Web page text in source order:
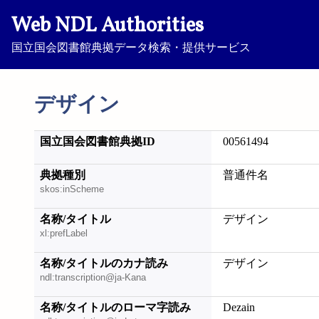
Web NDL Authorities
国立国会図書館典拠データ検索・提供サービス
デザイン
国立国会図書館典拠ID 00561494
典拠種別
skos:inScheme
普通件名
名称/タイトル
xl:prefLabel
デザイン
名称/タイトルのカナ読み
ndl:transcription@ja-Kana
デザイン
名称/タイトルのローマ字読み Dezain